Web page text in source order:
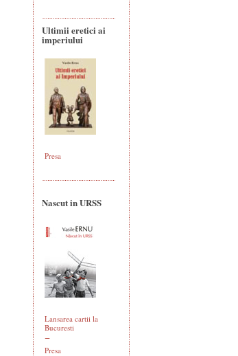
Ultimii eretici ai
imperiului
Presa
Nascut in URSS
Lansarea cartii la
Bucuresti
Presa